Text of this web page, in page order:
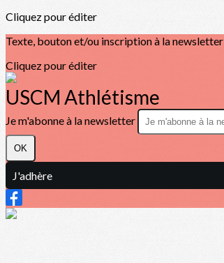
Cliquez pour éditer
Texte, bouton et/ou inscription à la newsletter
Cliquez pour éditer
USCM Athlétisme
Je m'abonne à la newsletter
OK
J'adhère